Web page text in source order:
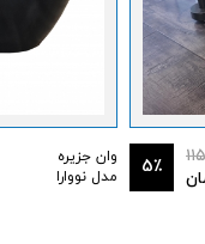
5٪
وان جزیره
مدل نووارا